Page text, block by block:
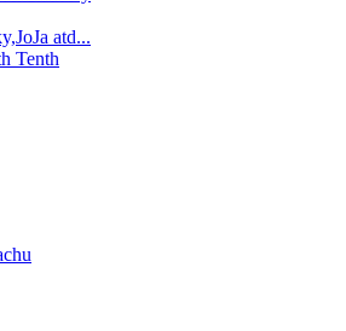
atd...
Tenth